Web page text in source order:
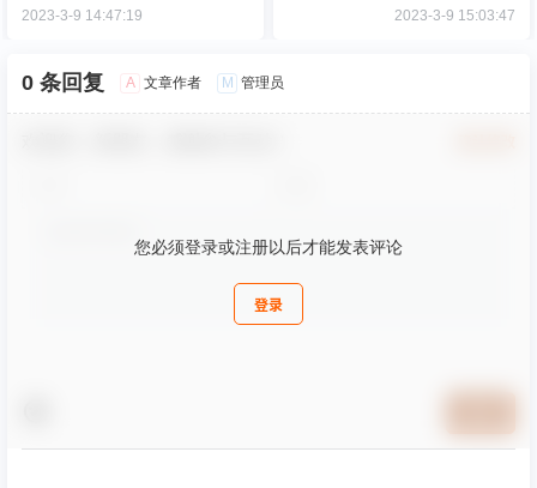
2023-3-9 14:47:19 2023-3-9 15:03:47
0 条回复 A 文章作者 M 管理员
您必须登录或注册以后才能发表评论
登录